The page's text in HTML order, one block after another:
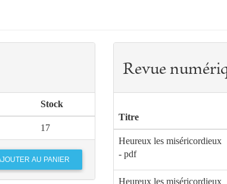
Stock
17
Revue
Titre
Heureux les miséricordieux
- pdf
Heureux les miséricordieux